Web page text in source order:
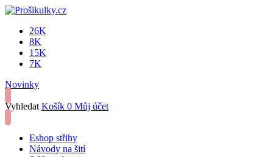
26K
8K
15K
7K
Novinky
Vyhledat Košík 0 Můj účet
Eshop střihy
Návody na šití